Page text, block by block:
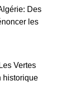
Des
les
Vertes